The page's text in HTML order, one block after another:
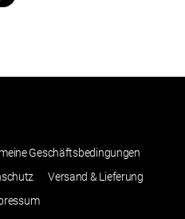
Geschäftsbedingungen
Versand & Lieferung